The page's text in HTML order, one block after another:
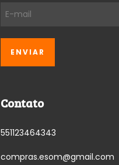
Contato
551123464343
compras.esom@gmail.com